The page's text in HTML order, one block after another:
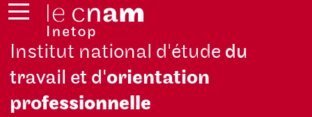
Institut national d'étude du
travail et d'orientation
professionnelle